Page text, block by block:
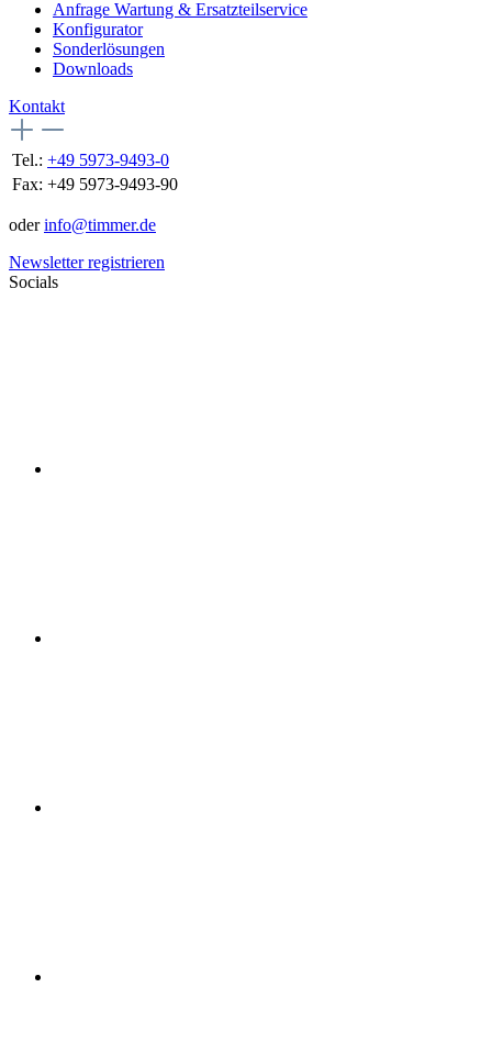
Anfrage Wartung & Ersatzteilservice
Konfigurator
Sonderlösungen
Downloads
Kontakt
Tel.: +49 5973-9493-0
Fax: +49 5973-9493-90
oderinfo@timmer.de
Newsletter registrieren
Socials